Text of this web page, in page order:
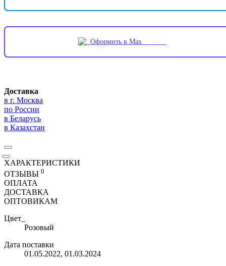
Оформить в Max
Доставка
в г. Москва
по России
в Беларусь
в Казахстан
ХАРАКТЕРИСТИКИ
ОТЗЫВЫ 0
ОПЛАТА
ДОСТАВКА
ОПТОВИКАМ
Цвет_
Розовый
Дата поставки
01.05.2022, 01.03.2024